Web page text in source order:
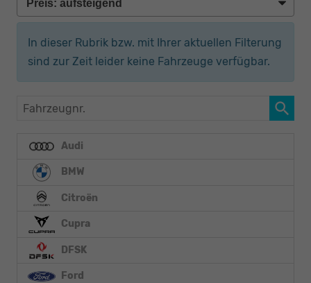
In dieser Rubrik bzw. mit Ihrer aktuellen Filterung
sind zur Zeit leider keine Fahrzeuge verfügbar.
Fahrzeugnr.
Audi
BMW
Citroën
Cupra
DFSK
Ford